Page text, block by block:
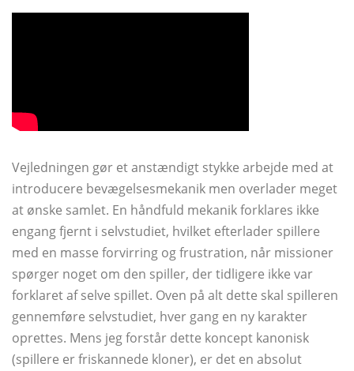
Vejledningen gør et anstændigt stykke arbejde med at
introducere bevægelsesmekanik men overlader meget
at ønske samlet. En håndfuld mekanik forklares ikke
engang fjernt i selvstudiet, hvilket efterlader spillere
med en masse forvirring og frustration, når missioner
spørger noget om den spiller, der tidligere ikke var
forklaret af selve spillet. Oven på alt dette skal spilleren
gennemføre selvstudiet, hver gang en ny karakter
oprettes. Mens jeg forstår dette koncept kanonisk
(spillere er friskannede kloner), er det en absolut